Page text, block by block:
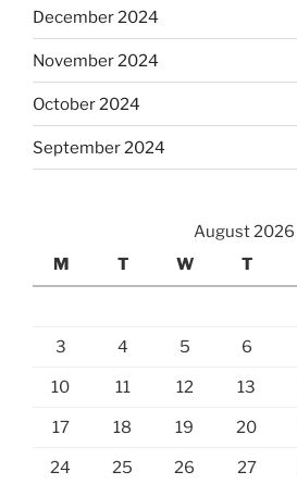
December 2024
November 2024
October 2024
September 2024
August 2026
M
T W T
3 4 5 6
10 11 12 13
17 18 19 20
24 25 26 27